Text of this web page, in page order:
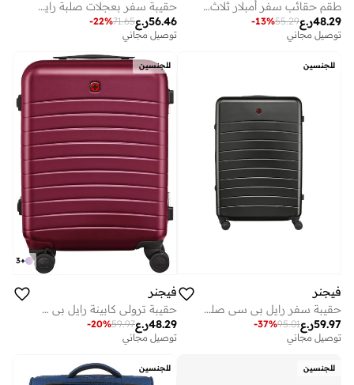
طقم حقائب سفر أمبلار ثلاث قطع بعجلات ٥٣+٦٥+٧٥ سم صلبة غير قابلة للتوسيع بلون بحيرة عميقة
ر.ع48.29
55.29
-13%
توصيل مجاني
حقيبة سفر بعجلات صلبة رايل ٧٠ سم أسود
ر.ع56.46
71.65
-22%
توصيل مجاني
للجنسين
فيجنر
حقيبة سفر رايل بي سي صلبة مقاس سم بعجلات سوداء
ر.ع59.97
95.01
-37%
توصيل مجاني
للجنسين
+
3
فيجنر
حقيبة ترولي كابينة رايل بي سي صلبة سم عنابي
ر.ع48.29
59.97
-20%
توصيل مجاني
للجنسين للجنسين